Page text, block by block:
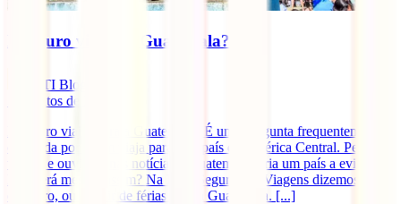
É seguro visitar a Guatemala?
IATI Blog
minutos de leitura
É seguro viajar para a Guatemala? É uma pergunta frequentemente
colocada por quem viaja para este país da América Central. Pelo que
vemos e ouvimos nas notícias a Guatemala seria um país a evitar.
Mas será mesmo assim? Na IATI Seguros de Viagens dizemos-te se
é seguro, ou não, ir de férias para a Guatemala. [...]